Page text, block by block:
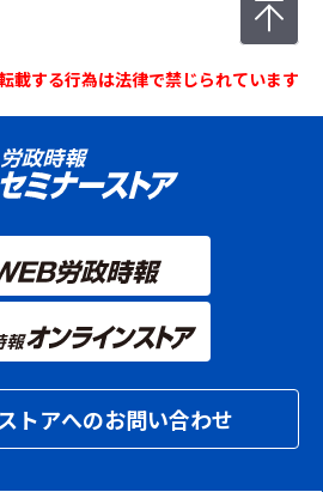
載する行為は法律で禁じられています
トアへのお問い合わせ